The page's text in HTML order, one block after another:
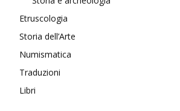
Etruscologia
Storia dell’Arte
Numismatica
Traduzioni
Libri